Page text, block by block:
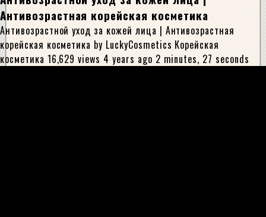
Антивозрастная корейская косметика
Антивозрастной уход за кожей лица | Антивозрастная
корейская косметика by LuckyCosmetics Корейская
косметика 16,629 views 4 years ago 2 minutes, 27 seconds